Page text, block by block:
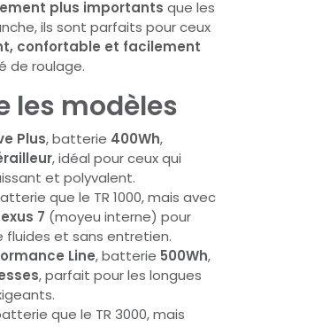
plus importants que les
ils sont parfaits pour ceux
confortable et facilement
de roulage.
les modèles
Plus, batterie 400Wh,
, idéal pour ceux qui
et polyvalent.
que le TR 1000, mais avec
7 (moyeu interne) pour
et sans entretien.
Line, batterie 500Wh,
, parfait pour les longues
que le TR 3000, mais